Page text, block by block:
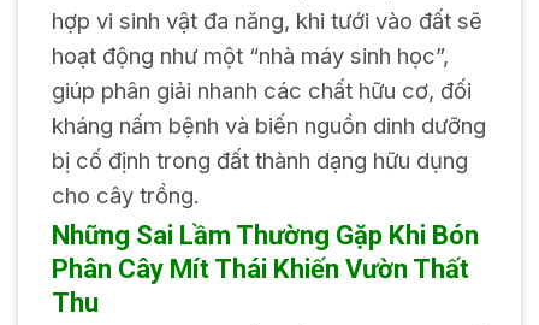
hợp vi sinh vật đa năng, khi tưới vào đất sẽ
hoạt động như một “nhà máy sinh học”,
giúp phân giải nhanh các chất hữu cơ, đối
kháng nấm bệnh và biến nguồn dinh dưỡng
bị cố định trong đất thành dạng hữu dụng
cho cây trồng.
Những Sai Lầm Thường Gặp Khi Bón
Phân Cây Mít Thái Khiến Vườn Thất
Thu